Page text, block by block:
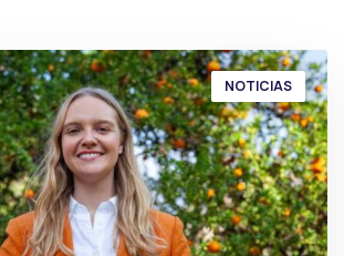
NOTICIAS